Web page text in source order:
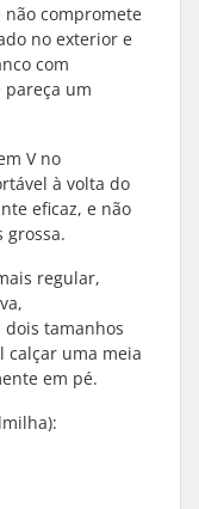
compromete
no exterior e
com
pareça um
V no
à volta do
eficaz, e não
grossa.
regular,
tamanhos
calçar uma meia
em pé.